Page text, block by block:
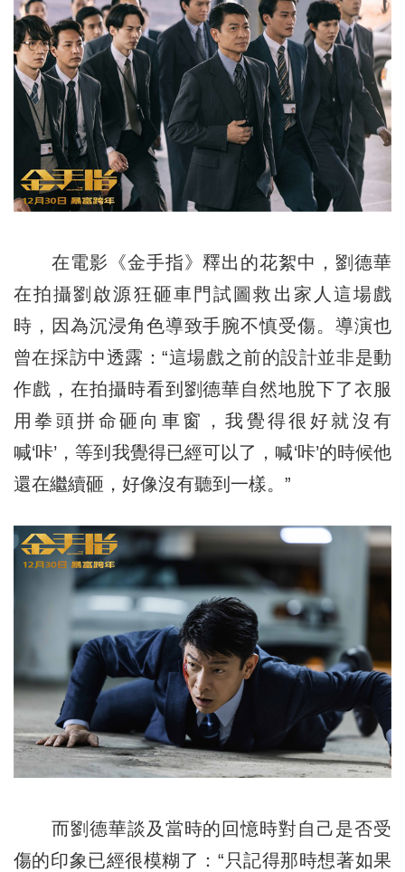
在電影《金手指》釋出的花絮中，劉德華
在拍攝劉啟源狂砸車門試圖救出家人這場戲
時，因為沉浸角色導致手腕不慎受傷。導演也
曾在採訪中透露：“這場戲之前的設計並非是動
作戲，在拍攝時看到劉德華自然地脫下了衣服
用拳頭拼命砸向車窗，我覺得很好就沒有
喊‘咔’，等到我覺得已經可以了，喊‘咔’的時候他
還在繼續砸，好像沒有聽到一樣。”
而劉德華談及當時的回憶時對自己是否受
傷的印象已經很模糊了：“只記得那時想著如果